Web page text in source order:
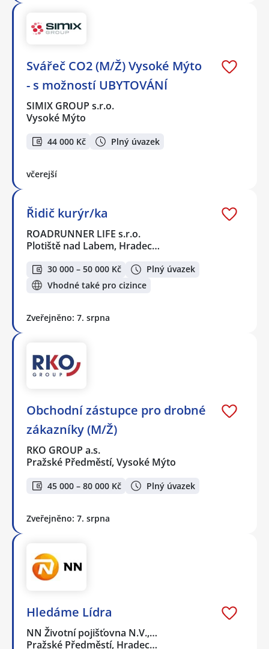
Svářeč CO2 (M/Ž) Vysoké Mýto
- s možností UBYTOVÁNÍ
SIMIX GROUP s.r.o.
Vysoké Mýto
44 000 Kč Plný úvazek
včerejší
Řidič kurýr/ka
ROADRUNNER LIFE s.r.o.
Plotiště nad Labem, Hradec…
30 000 – 50 000 Kč
Plný úvazek
Vhodné také pro cizince
Zveřejněno: 7. srpna
Obchodní zástupce pro drobné
zákazníky (M/Ž)
RKO GROUP a.s.
Pražské Předměstí, Vysoké Mýto
45 000 – 80 000 Kč Plný úvazek
Zveřejněno: 7. srpna
Hledáme Lídra
NN Životní pojišťovna N.V.,…
Pražské Předměstí, Hradec…